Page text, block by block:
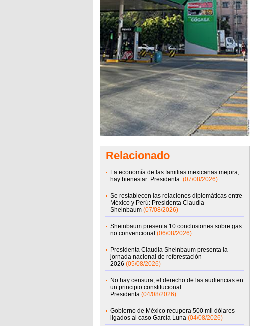
Relacionado
La economía de las familias mexicanas mejora;
hay bienestar: Presidenta (07/08/2026)
Se restablecen las relaciones diplomáticas entre
México y Perú: Presidenta Claudia
Sheinbaum (07/08/2026)
Sheinbaum presenta 10 conclusiones sobre gas
no convencional (06/08/2026)
Presidenta Claudia Sheinbaum presenta la
jornada nacional de reforestación
2026 (05/08/2026)
No hay censura; el derecho de las audiencias en
un principio constitucional:
Presidenta (04/08/2026)
Gobierno de México recupera 500 mil dólares
ligados al caso García Luna (04/08/2026)